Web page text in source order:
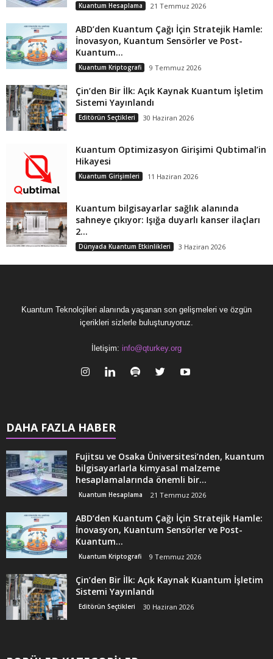
Kuantum Hesaplama 21 Temmuz 2026
ABD’den Kuantum Çağı İçin Stratejik Hamle:
İnovasyon, Kuantum Sensörler ve Post-
Kuantum...
Kuantum Kriptografi 9 Temmuz 2026
Çin’den Bir İlk: Açık Kaynak Kuantum İşletim
Sistemi Yayınlandı
Editörün Seçtikleri 30 Haziran 2026
Kuantum Optimizasyon Girişimi Qubtimal’in
Hikayesi
Kuantum Girişimleri 11 Haziran 2026
Kuantum bilgisayarlar sağlık alanında
sahneye çıkıyor: Işığa duyarlı kanser ilaçları
2...
Dünyada Kuantum Etkinlikleri 3 Haziran 2026
Kuantum Teknolojileri alanında yaşanan son gelişmeleri ve özgün
içerikleri sizlerle buluşturuyoruz.
İletişim: info@qturkey.org
DAHA FAZLA HABER
Fujitsu ve Osaka Üniversitesi’nden, kuantum
bilgisayarlarla kimyasal malzeme
hesaplamalarında önemli bir...
Kuantum Hesaplama 21 Temmuz 2026
ABD’den Kuantum Çağı İçin Stratejik Hamle:
İnovasyon, Kuantum Sensörler ve Post-
Kuantum...
Kuantum Kriptografi 9 Temmuz 2026
Çin’den Bir İlk: Açık Kaynak Kuantum İşletim
Sistemi Yayınlandı
Editörün Seçtikleri 30 Haziran 2026